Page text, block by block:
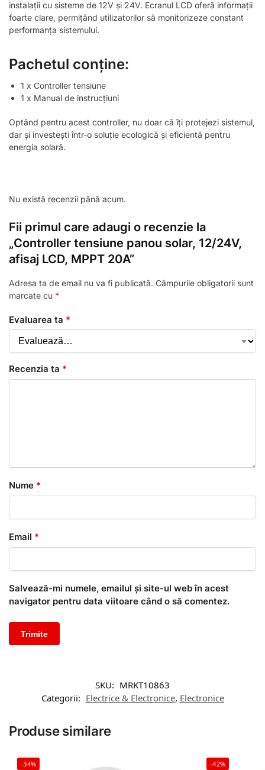
instalații cu sisteme de 12V și 24V. Ecranul LCD oferă informații
foarte clare, permițând utilizatorilor să monitorizeze constant
performanța sistemului.
Pachetul conține:
1 x Controller tensiune
1 x Manual de instrucțiuni
Optând pentru acest controller, nu doar că îți protejezi sistemul,
dar și investești într-o soluție ecologică și eficientă pentru
energia solară.
Nu există recenzii până acum.
Fii primul care adaugi o recenzie la
„Controller tensiune panou solar, 12/24V,
afisaj LCD, MPPT 20A”
Adresa ta de email nu va fi publicată. Câmpurile obligatorii sunt
marcate cu *
Evaluarea ta *
Recenzia ta *
Nume *
Email *
Salvează-mi numele, emailul și site-ul web în acest
navigator pentru data viitoare când o să comentez.
SKU: MRKT10863
Categorii: Electrice & Electronice, Electronice
Produse similare
-34% -42%